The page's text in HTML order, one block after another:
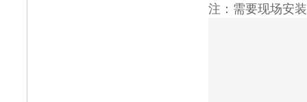
注：需要现场安